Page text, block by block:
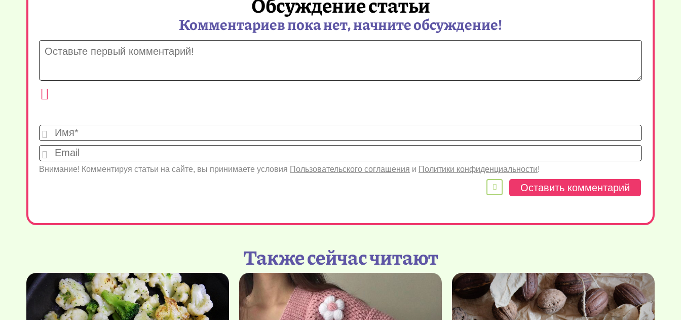
Комментариев пока нет, начните обсуждение!
Имя*
Email
Внимание! Комментируя статьи на сайте, вы принимаете условия Пользовательского соглашения и Политики конфиденциальности!
Также сейчас читают